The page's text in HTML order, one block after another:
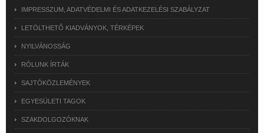
IMPRESSZUM, ADATVÉDELMI ÉS ADATKEZELÉSI SZABÁLYZAT
LETÖLTHETŐ KIADVÁNYOK, TÉRKÉPEK
NYILVÁNOSSÁG
RÓLUNK ÍRTÁK
SAJTÓKÖZLEMÉNYEK
EGYESÜLETI TAGOK
SZAKDOLGOZÓKNAK